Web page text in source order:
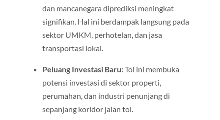
dan mancanegara diprediksi meningkat
signifikan. Hal ini berdampak langsung pada
sektor UMKM, perhotelan, dan jasa
transportasi lokal.
Peluang Investasi Baru:Tol ini membuka
potensi investasi di sektor properti,
perumahan, dan industri penunjang di
sepanjang koridor jalan tol.